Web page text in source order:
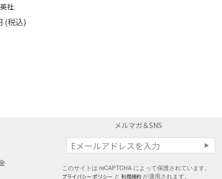
社
(税込)
メルマガ＆SNS
このサイトは reCAPTCHA によって保護されています。
プライバシー ポリシー と利用規約 が適用されます。